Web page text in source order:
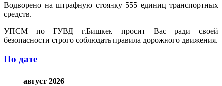
Водворено на штрафную стоянку 555 единиц транспортных
средств.
УПСМ по ГУВД г.Бишкек просит Вас ради своей
безопасности строго соблюдать правила дорожного движения.
По дате
август 2026